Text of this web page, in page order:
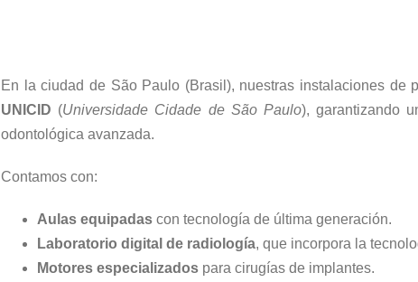
En la ciudad de São Paulo (Brasil), nuestras instalaciones de
UNICID (Universidade Cidade de São Paulo), garantizando
odontológica avanzada.
Contamos con:
Aulas equipadas con tecnología de última generación.
Laboratorio digital de radiología, que incorpora la
Motores especializados para cirugías de implantes.